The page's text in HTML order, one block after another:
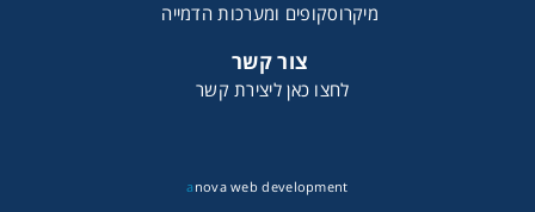
מיקרוסקופים ומערכות הדמייה
צור קשר
לחצו כאן ליצירת קשר
a nova web development